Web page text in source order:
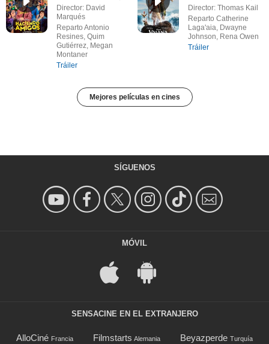
Director: David
Marqués
Reparto Antonio
Resines, Quim
Gutiérrez, Megan
Montaner
Tráiler
Director: Thomas Kail
Reparto Catherine
Laga'aia, Dwayne
Johnson, Rena Owen
Tráiler
Mejores películas en cines
SÍGUENOS
MÓVIL
SENSACINE EN EL EXTRANJERO
AlloCiné Francia Filmstarts Alemania Beyazperde Turquía